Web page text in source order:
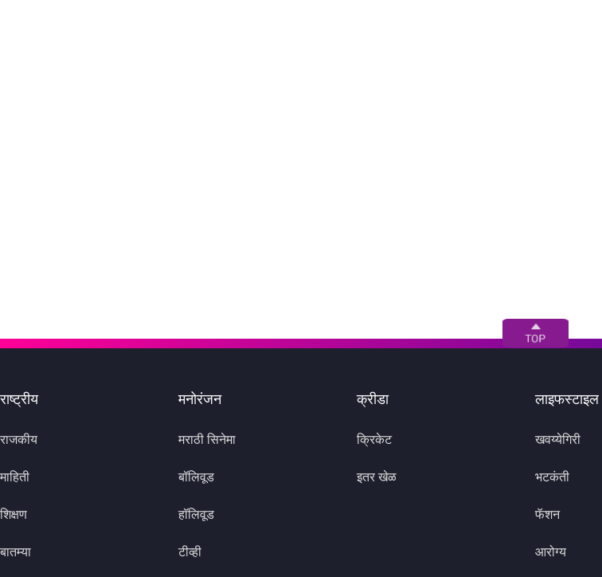
राष्ट्रीय
राजकीय
माहिती
शिक्षण
बातम्या
मनोरंजन
मराठी सिनेमा
बॉलिवूड
हॉलिवूड
टीव्ही
क्रीडा
क्रिकेट
इतर खेळ
लाइफस्टाइल
खवय्येगिरी
भटकंती
फॅशन
आरोग्य